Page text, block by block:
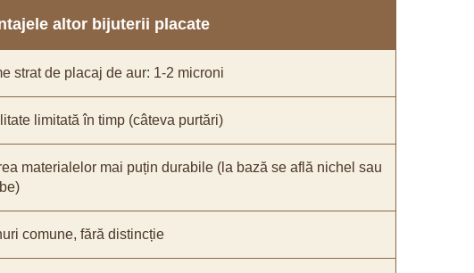
altor bijuterii placate
strat de placaj de aur: 1-2 microni
limitată în timp (câteva purtări)
materialelor mai puțin durabile (la bază se află nichel sau
comune, fără distincție